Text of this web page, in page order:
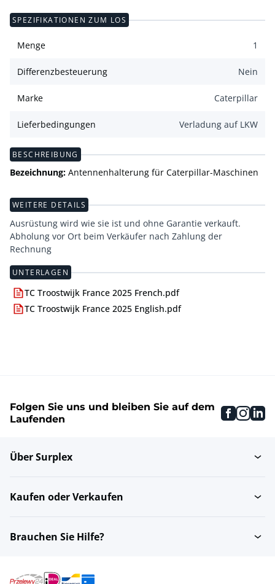
SPEZIFIKATIONEN ZUM LOS
Menge 1
Differenzbesteuerung Nein
Marke Caterpillar
Lieferbedingungen Verladung auf LKW
BESCHREIBUNG
Bezeichnung: Antennenhalterung für Caterpillar-Maschinen
WEITERE DETAILS
Ausrüstung wird wie sie ist und ohne Garantie verkauft.
Abholung vor Ort beim Verkäufer nach Zahlung der
Rechnung
UNTERLAGEN
TC Troostwijk France 2025 French.pdf
TC Troostwijk France 2025 English.pdf
Folgen Sie uns und bleiben Sie auf dem
Laufenden
Über Surplex
Kaufen oder Verkaufen
Brauchen Sie Hilfe?